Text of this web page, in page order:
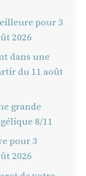
pour 3
2026
dans une
du 11 août
grande
8/11
pour 3
2026